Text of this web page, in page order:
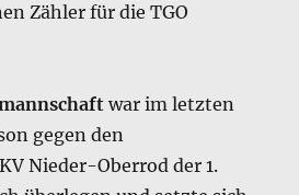
Zähler für die TGO
war im letzten
gegen den
Nieder-Oberrod der 1.